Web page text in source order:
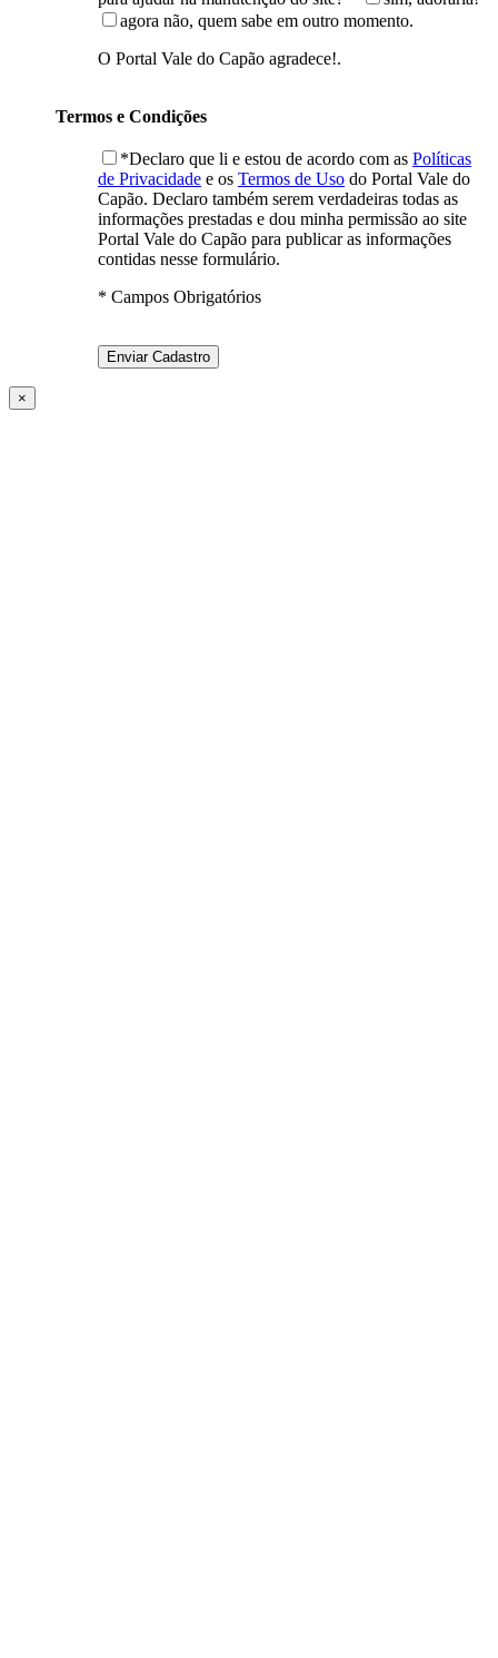
agora não, quem sabe em outro momento.
O Portal Vale do Capão agradece!.
Termos e Condições
*Declaro que li e estou de acordo com as Políticas
de Privacidade e os Termos de Uso do Portal Vale do
Capão. Declaro também serem verdadeiras todas as
informações prestadas e dou minha permissão ao site
Portal Vale do Capão para publicar as informações
contidas nesse formulário.
* Campos Obrigatórios
×